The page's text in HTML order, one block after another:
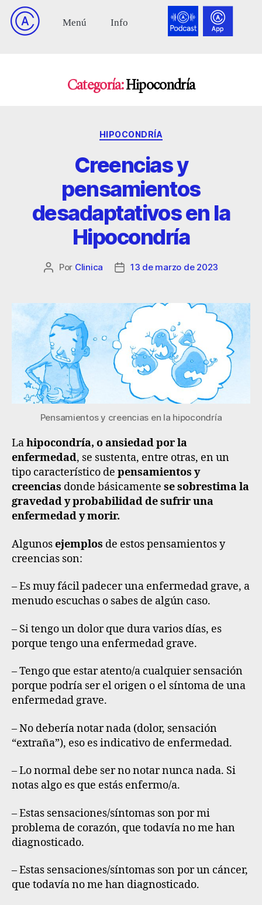
Categoría:Hipocondría
HIPOCONDRÍA
Creencias y
pensamientos
desadaptativos en la
Hipocondría
Por Clinica 13 de marzo de 2023
Pensamientos y creencias en la hipocondría
Lahipocondría, o ansiedad por la
enfermedad, se sustenta, entre otras, en un
tipo característico de pensamientos y
creencias donde básicamente se sobrestima la
gravedad y probabilidad de sufrir una
enfermedad y morir.
Algunosejemplos de estos pensamientos y
creencias son:
– Es muy fácil padecer una enfermedad grave, a
menudo escuchas o sabes de algún caso.
– Si tengo un dolor que dura varios días, es
porque tengo una enfermedad grave.
– Tengo que estar atento/a cualquier sensación
porque podría ser el origen o el síntoma de una
enfermedad grave.
– No debería notar nada (dolor, sensación
“extraña”), eso es indicativo de enfermedad.
– Lo normal debe ser no notar nunca nada. Si
notas algo es que estás enfermo/a.
– Estas sensaciones/síntomas son por mi
problema de corazón, que todavía no me han
diagnosticado.
– Estas sensaciones/síntomas son por un cáncer,
que todavía no me han diagnosticado.